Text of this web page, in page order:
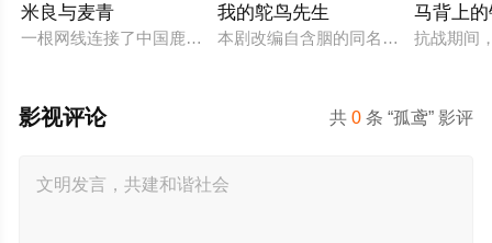
米良与麦青
一根网线连接了中国鹿鸣村和英国牛津，麦香通过视频向米良
我的鸵鸟先生
本剧改编自含胭的同名小说，讲述了
马背上
抗战期间
共0 条 “孤鸢” 影评
影视评论